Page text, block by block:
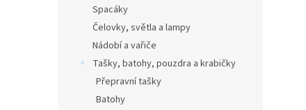
Spacáky
Čelovky, světla a lampy
Nádobí a vařiče
Tašky, batohy, pouzdra a krabičky
Přepravní tašky
Batohy